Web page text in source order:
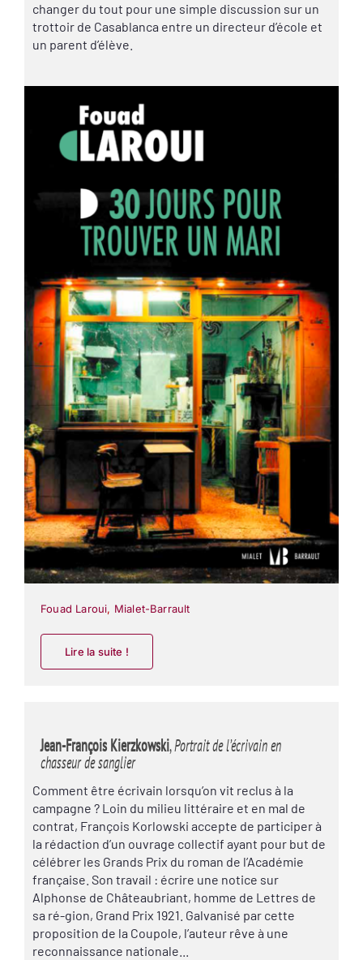
changer du tout pour une simple discussion sur un
trottoir de Casablanca entre un directeur d’école et
un parent d’élève.
Fouad Laroui, Mialet-Barrault
Lire la suite !
Jean-François Kierzkowski,Portrait de l’écrivain en
chasseur de sanglier
Comment être écrivain lorsqu’on vit reclus à la
campagne ? Loin du milieu littéraire et en mal de
contrat, François Korlowski accepte de participer à
la rédaction d’un ouvrage collectif ayant pour but de
célébrer les Grands Prix du roman de l’Académie
française. Son travail : écrire une notice sur
Alphonse de Châteaubriant, homme de Lettres de
sa ré-gion, Grand Prix 1921. Galvanisé par cette
proposition de la Coupole, l’auteur rêve à une
reconnaissance nationale...